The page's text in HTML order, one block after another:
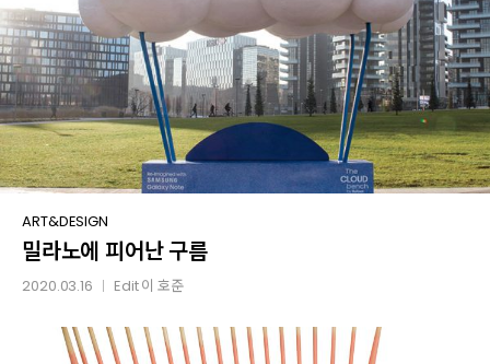
밀라노에
피어난
구름
ART&DESIGN
밀라노에 피어난 구름
2020.03.16 Edit이 호준